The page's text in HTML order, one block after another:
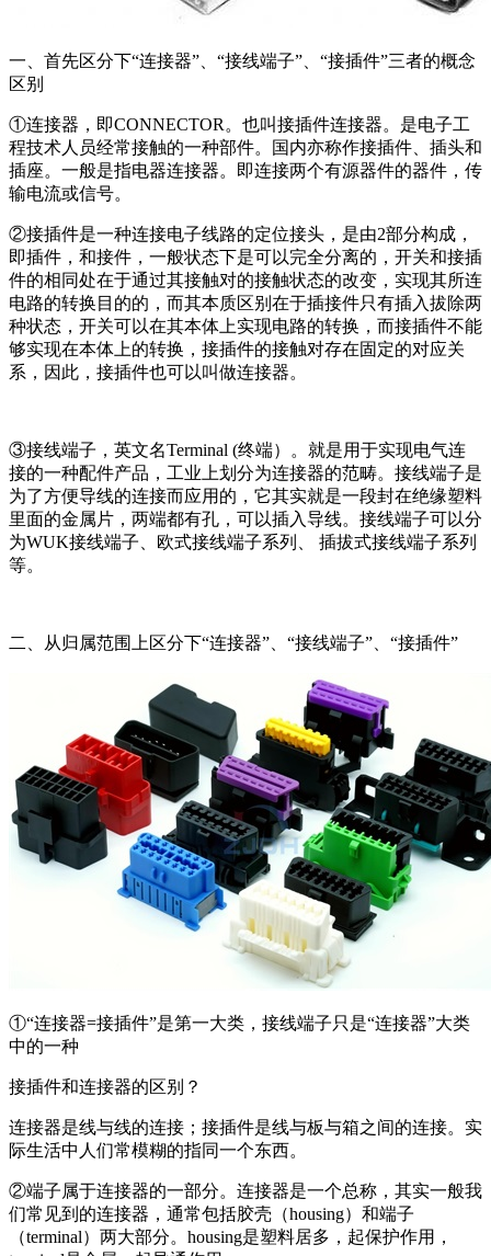
一、首先区分下“连接器”、“接线端子”、“接插件”三者的概念
区别
①连接器，即CONNECTOR。也叫接插件连接器。是电子工
程技术人员经常接触的一种部件。国内亦称作接插件、插头和
插座。一般是指电器连接器。即连接两个有源器件的器件，传
输电流或信号。
②接插件是一种连接电子线路的定位接头，是由2部分构成，
即插件，和接件，一般状态下是可以完全分离的，开关和接插
件的相同处在于通过其接触对的接触状态的改变，实现其所连
电路的转换目的的，而其本质区别在于插接件只有插入拔除两
种状态，开关可以在其本体上实现电路的转换，而接插件不能
够实现在本体上的转换，接插件的接触对存在固定的对应关
系，因此，接插件也可以叫做连接器。
③接线端子，英文名Terminal (终端）。就是用于实现电气连
接的一种配件产品，工业上划分为连接器的范畴。接线端子是
为了方便导线的连接而应用的，它其实就是一段封在绝缘塑料
里面的金属片，两端都有孔，可以插入导线。接线端子可以分
为WUK接线端子、欧式接线端子系列、 插拔式接线端子系列
等。
二、从归属范围上区分下“连接器”、“接线端子”、“接插件”
①“连接器=接插件”是第一大类，接线端子只是“连接器”大类
中的一种
接插件和连接器的区别？
连接器是线与线的连接；接插件是线与板与箱之间的连接。实
际生活中人们常模糊的指同一个东西。
②端子属于连接器的一部分。连接器是一个总称，其实一般我
们常见到的连接器，通常包括胶壳（housing）和端子
（terminal）两大部分。housing是塑料居多，起保护作用，